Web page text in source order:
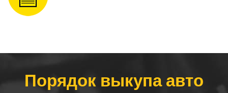
Порядок выкупа авто